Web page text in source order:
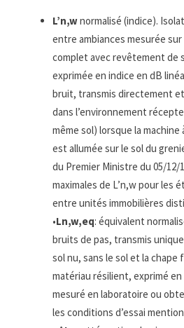
L’n,wnormalisé (indice).
entre ambiances mesurée
complet avec revêtement de
exprimée en indice en dB
bruit, transmis directement
dans l’environnement
même sol) lorsque la
est allumée sur le sol du
du Premier Ministre du 05/12/
maximales de L’n,w pour les
entre unités immobilières
•Ln,w,eq: équivalent
bruits de pas, transmis
sol nu, sans le sol et la
matériau résilient, exprimé
mesuré en laboratoire ou
les conditions d’essai